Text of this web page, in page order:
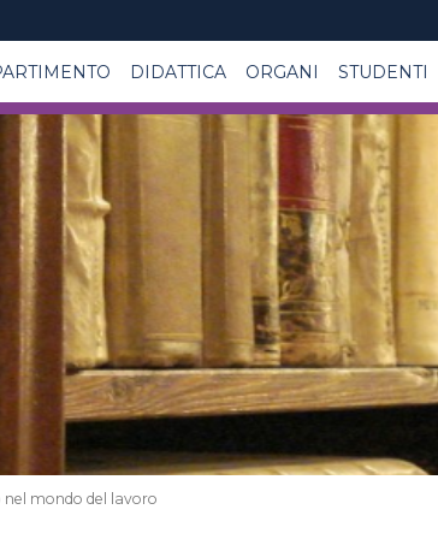
DIDATTICA ORGANI STUDENTI
nel mondo del lavoro